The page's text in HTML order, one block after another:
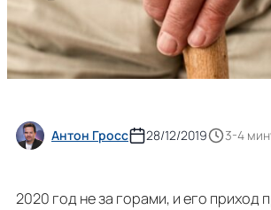
Антон Гросс 28/12/2019 3-4
2020 год не за горами, и его приход